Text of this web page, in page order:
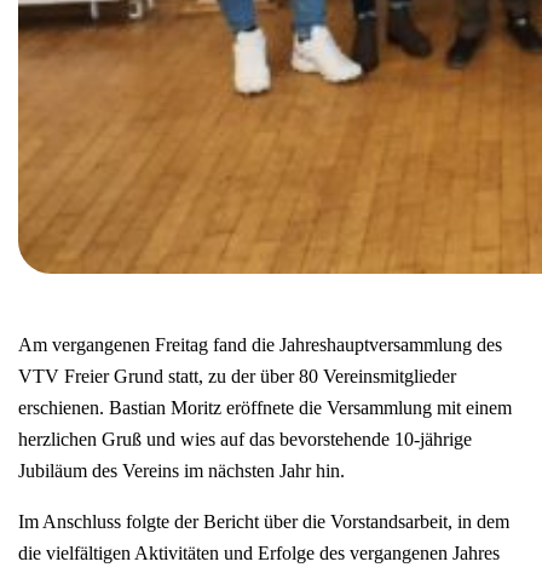
Am vergangenen Freitag fand die Jahreshauptversammlung des
VTV Freier Grund statt, zu der über 80 Vereinsmitglieder
erschienen. Bastian Moritz eröffnete die Versammlung mit einem
herzlichen Gruß und wies auf das bevorstehende 10-jährige
Jubiläum des Vereins im nächsten Jahr hin.
Im Anschluss folgte der Bericht über die Vorstandsarbeit, in dem
die vielfältigen Aktivitäten und Erfolge des vergangenen Jahres